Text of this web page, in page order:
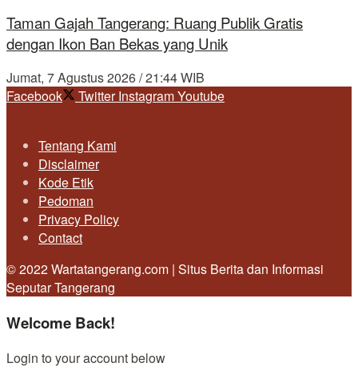
Taman Gajah Tangerang: Ruang Publik Gratis
dengan Ikon Ban Bekas yang Unik
Jumat, 7 Agustus 2026 / 21:44 WIB
Facebook
Twitter InstagramYoutube
Tentang Kami
Disclaimer
Kode Etik
Pedoman
Privacy Policy
Contact
© 2022 Wartatangerang.com | Situs Berita dan Informasi
Seputar Tangerang
Welcome Back!
Login to your account below